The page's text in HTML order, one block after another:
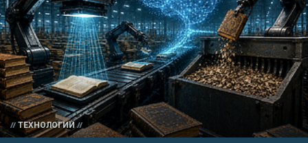
ТЕХНОЛОГИИ